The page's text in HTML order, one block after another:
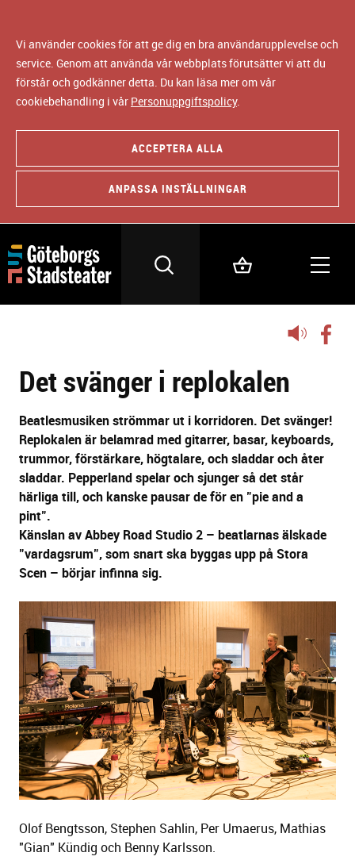
Vi använder cookies för att ge dig en bra användarupplevelse och
service. Genom att använda vår webbplats förutsätter vi att du
förstår och godkänner detta. Du kan läsa mer om vår
cookiebehandling i vår Personuppgiftspolicy.
ACCEPTERA ALLA
ANPASSA INSTÄLLNINGAR
Lyssna
Det svänger i replokalen
Beatlesmusiken strömmar ut i korridoren. Det svänger!
Replokalen är belamrad med gitarrer, basar, keyboards,
trummor, förstärkare, högtalare, och sladdar och åter
sladdar. Pepperland spelar och sjunger så det står
härliga till, och kanske pausar de för en "pie and a
pint".
Känslan av Abbey Road Studio 2 – beatlarnas älskade
"vardagsrum", som snart ska byggas upp på Stora
Scen – börjar infinna sig.
Olof Bengtsson, Stephen Sahlin, Per Umaerus, Mathias
"Gian" Kündig och Benny Karlsson.